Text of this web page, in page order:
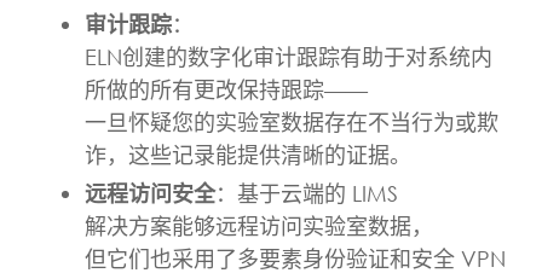
审计跟踪：
ELN创建的数字化审计跟踪有助于对系统内
所做的所有更改保持跟踪——
一旦怀疑您的实验室数据存在不当行为或欺
诈，这些记录能提供清晰的证据。
远程访问安全：基于云端的 LIMS
解决方案能够远程访问实验室数据，
但它们也采用了多要素身份验证和安全 VPN